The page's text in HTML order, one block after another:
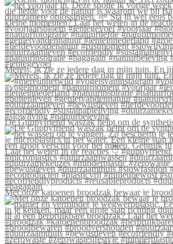
Merels, ik zie ze iedere dag in mijn tuin. En
De Guppyfriend waszak helpt om de
Met onze katoenen broodzak bewaar je